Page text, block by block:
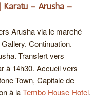
– Arusha –
Arusha via le marché
Continuation.
Transfert vers
à 14h30. Accueil vers
Town, Capitale de
à laTembo House Hotel.